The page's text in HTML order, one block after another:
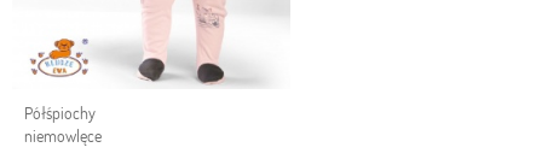
Półśpiochy
niemowlęce